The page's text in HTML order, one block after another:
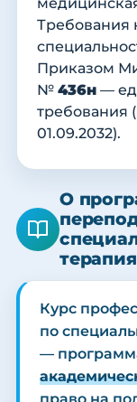
Приказом
№ 436н —
требования
01.09.2032).
О
Курс
по
—